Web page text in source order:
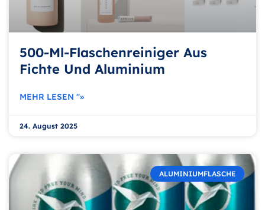
500-Ml-Flaschenreiniger Aus
Fichte Und Aluminium
MEHR LESEN "»
24. August 2025
ALUMINIUMFLASCHE